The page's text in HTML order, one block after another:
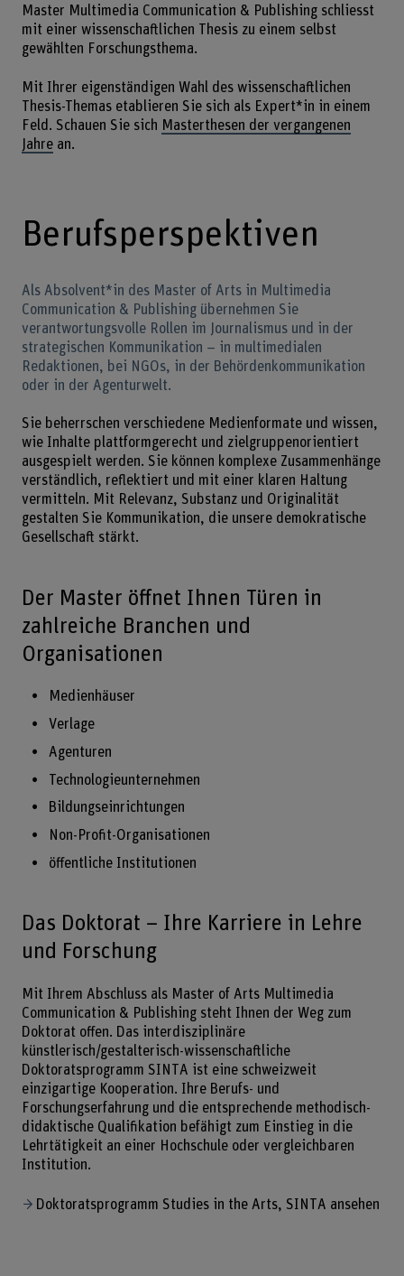
Master Multimedia Communication & Publishing schliesst
mit einer wissenschaftlichen Thesis zu einem selbst
gewählten Forschungsthema.
Mit Ihrer eigenständigen Wahl des wissenschaftlichen
Thesis-Themas etablieren Sie sich als Expert*in in einem
Feld. Schauen Sie sich Masterthesen der vergangenen
Jahrean.
Berufsperspektiven
Als Absolvent*in des Master of Arts in Multimedia
Communication & Publishing übernehmen Sie
verantwortungsvolle Rollen im Journalismus und in der
strategischen Kommunikation – in multimedialen
Redaktionen, bei NGOs, in der Behördenkommunikation
oder in der Agenturwelt.
Sie beherrschen verschiedene Medienformate und wissen,
wie Inhalte plattformgerecht und zielgruppenorientiert
ausgespielt werden. Sie können komplexe Zusammenhänge
verständlich, reflektiert und mit einer klaren Haltung
vermitteln. Mit Relevanz, Substanz und Originalität
gestalten Sie Kommunikation, die unsere demokratische
Gesellschaft stärkt.
Der Master öffnet Ihnen Türen in
zahlreiche Branchen und
Organisationen
Medienhäuser
Verlage
Agenturen
Technologieunternehmen
Bildungseinrichtungen
Non-Profit-Organisationen
öffentliche Institutionen
Das Doktorat – Ihre Karriere in Lehre
und Forschung
Mit Ihrem Abschluss als Master of Arts Multimedia
Communication & Publishing steht Ihnen der Weg zum
Doktorat offen. Das interdisziplinäre
künstlerisch/gestalterisch-wissenschaftliche
Doktoratsprogramm SINTA ist eine schweizweit
einzigartige Kooperation. Ihre Berufs- und
Forschungserfahrung und die entsprechende methodisch-
didaktische Qualifikation befähigt zum Einstieg in die
Lehrtätigkeit an einer Hochschule oder vergleichbaren
Institution.
Doktoratsprogramm Studies in the Arts, SINTA ansehen